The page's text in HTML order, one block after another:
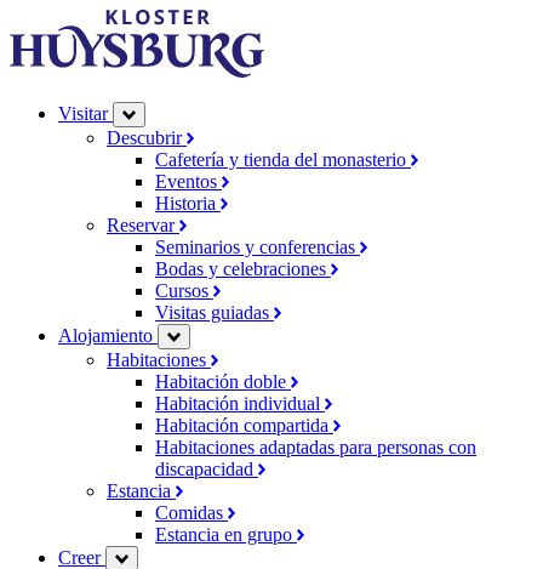
Visitar
Descubrir
Cafetería y tienda del monasterio
Eventos
Historia
Reservar
Seminarios y conferencias
Bodas y celebraciones
Cursos
Visitas guiadas
Alojamiento
Habitaciones
Habitación doble
Habitación individual
Habitación compartida
Habitaciones adaptadas para personas con
discapacidad
Estancia
Comidas
Estancia en grupo
Creer